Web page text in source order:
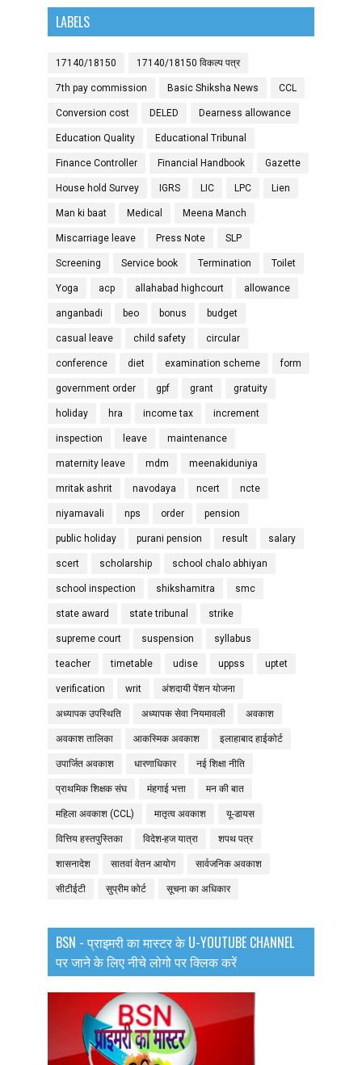
LABELS
17140/18150 17140/18150 विकल्प पत्र
7th pay commission Basic Shiksha News CCL
Conversion cost DELED Dearness allowance
Education Quality Educational Tribunal
Finance Controller Financial Handbook Gazette
House hold Survey IGRS LIC LPC Lien
Man ki baat Medical Meena Manch
Miscarriage leave Press Note SLP
Screening Service book Termination Toilet
Yoga acp allahabad highcourt allowance
anganbadi beo bonus budget
casual leave child safety circular
conference diet examination scheme form
government order gpf grant gratuity
holiday hra income tax increment
inspection leave maintenance
maternity leave mdm meenakiduniya
mritak ashrit navodaya ncert ncte
niyamavali nps order pension
public holiday purani pension result salary
scert scholarship school chalo abhiyan
school inspection shikshamitra smc
state award state tribunal strike
supreme court suspension syllabus
teacher timetable udise uppss uptet
verification writ अंशदायी पेंशन योजना
अध्यापक उपस्थिति अध्यापक सेवा नियमावली अवकाश
अवकाश तालिका आकस्मिक अवकाश इलाहाबाद हाईकोर्ट
उपार्जित अवकाश धारणाधिकार नई शिक्षा नीति
प्राथमिक शिक्षक संघ मंहगाई भत्ता मन की बात
महिला अवकाश (CCL) मातृत्व अवकाश यू-डायस
वित्तिय हस्तपुस्तिका विदेश-हज यात्रा शपथ पत्र
शासनादेश सातवां वेतन आयोग सार्वजनिक अवकाश
सीटीईटी सुप्रीम कोर्ट सूचना का अधिकार
BSN - प्राइमरी का मास्टर के U-YOUTUBE CHANNEL
पर जाने के लिए नीचे लोगो पर क्लिक करें